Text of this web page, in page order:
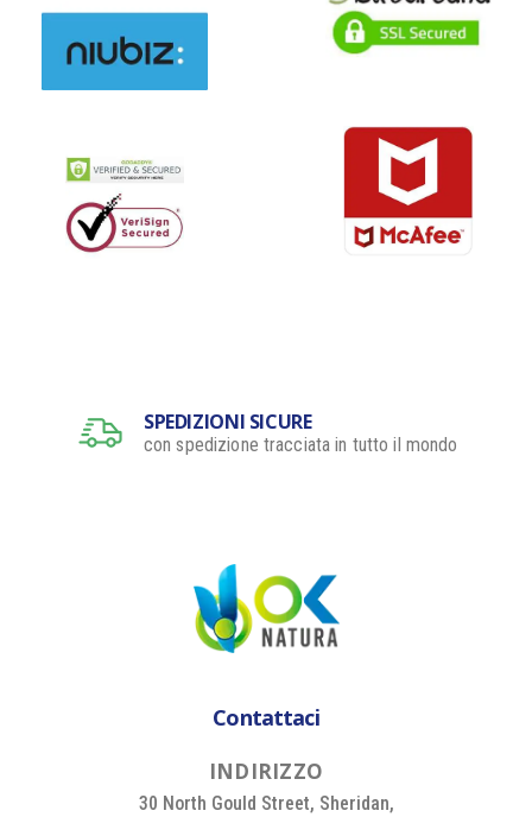
SPEDIZIONI SICURE
con spedizione tracciata in tutto il mondo
Contattaci
INDIRIZZO
30 North Gould Street, Sheridan,